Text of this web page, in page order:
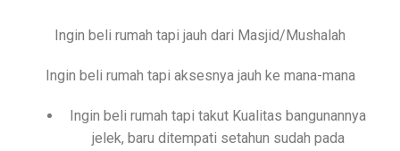
Ingin beli rumah tapi jauh dari Masjid/Mushalah
Ingin beli rumah tapi aksesnya jauh ke mana-mana
Ingin beli rumah tapi takut Kualitas bangunannya
jelek, baru ditempati setahun sudah pada